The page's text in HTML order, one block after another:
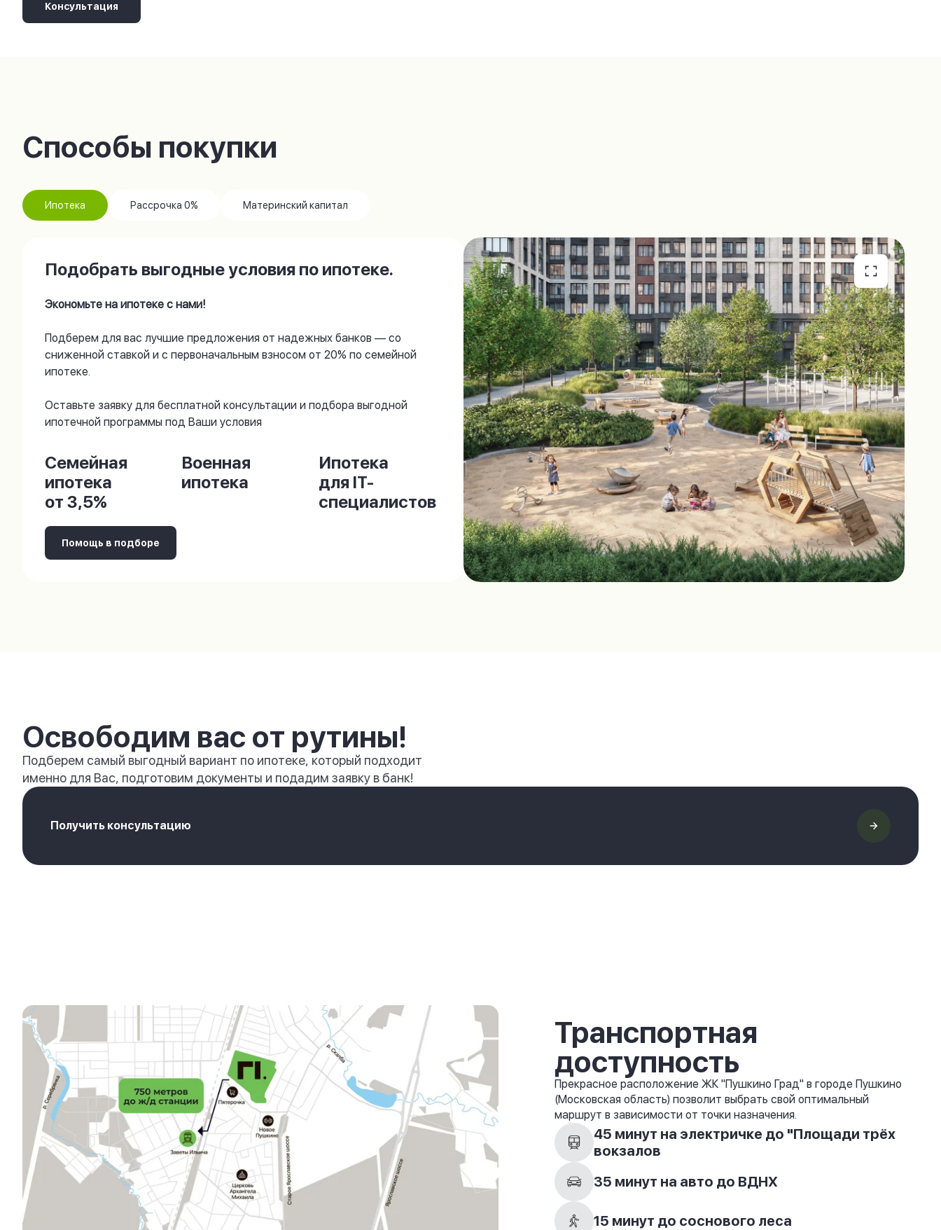
Консультация
Способы покупки
Ипотека Рассрочка 0% Материнский капитал
Подобрать выгодные условия по ипотеке.
Экономьте на ипотеке с нами!
Подберем для вас лучшие предложения от надежных банков — со
сниженной ставкой и с первоначальным взносом от 20% по семейной
ипотеке.
Оставьте заявку для бесплатной консультации и подбора выгодной
ипотечной программы под Ваши условия
Семейная
ипотека
от 3,5%
Военная
ипотека
Ипотека
для IT-
специалистов
Помощь в подборе
Освободим вас от рутины!
Подберем самый выгодный вариант по ипотеке, который подходит
именно для Вас, подготовим документы и подадим заявку в банк!
Получить консультацию
Транспортная
доступность
Прекрасное расположение ЖК "Пушкино Град" в городе Пушкино
(Московская область) позволит выбрать свой оптимальный
маршрут в зависимости от точки назначения.
45 минут на электричке до "Площади трёх
вокзалов
35 минут на авто до ВДНХ
15 минут до соснового леса